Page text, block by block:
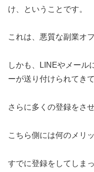
け、ということです。
これは、悪質な副業オ
しかも、LINEやメール
ーが送り付けられてきて
さらに多くの登録をさ
こちら側には何のメリ
すでに登録をしてしま